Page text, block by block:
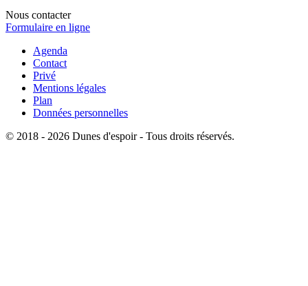
Nous contacter
Formulaire en ligne
Agenda
Contact
Privé
Mentions légales
Plan
Données personnelles
© 2018 - 2026 Dunes d'espoir - Tous droits réservés.